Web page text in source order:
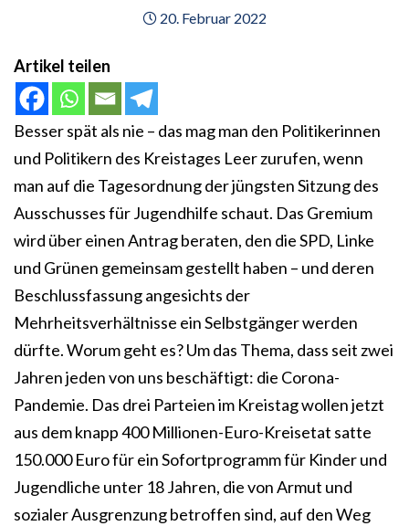
20. Februar 2022
Artikel teilen
Besser spät als nie – das mag man den Politikerinnen
und Politikern des Kreistages Leer zurufen, wenn
man auf die Tagesordnung der jüngsten Sitzung des
Ausschusses für Jugendhilfe schaut. Das Gremium
wird über einen Antrag beraten, den die SPD, Linke
und Grünen gemeinsam gestellt haben – und deren
Beschlussfassung angesichts der
Mehrheitsverhältnisse ein Selbstgänger werden
dürfte. Worum geht es? Um das Thema, dass seit zwei
Jahren jeden von uns beschäftigt: die Corona-
Pandemie. Das drei Parteien im Kreistag wollen jetzt
aus dem knapp 400 Millionen-Euro-Kreisetat satte
150.000 Euro für ein Sofortprogramm für Kinder und
Jugendliche unter 18 Jahren, die von Armut und
sozialer Ausgrenzung betroffen sind, auf den Weg